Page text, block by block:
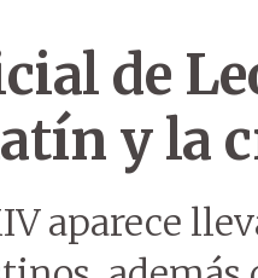
de
y la
aparece